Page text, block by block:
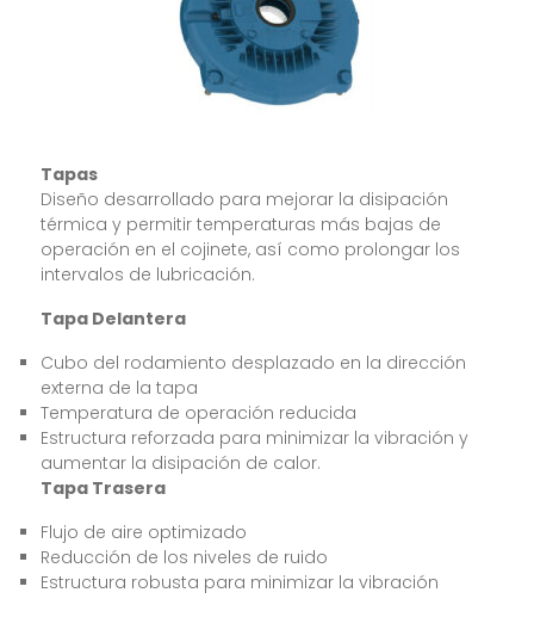
Tapas
Diseño desarrollado para mejorar la disipación
térmica y permitir temperaturas más bajas de
operación en el cojinete, así como prolongar los
intervalos de lubricación.
Tapa Delantera
Cubo del rodamiento desplazado en la dirección
externa de la tapa
Temperatura de operación reducida
Estructura reforzada para minimizar la vibración y
aumentar la disipación de calor.
Tapa Trasera
Flujo de aire optimizado
Reducción de los niveles de ruido
Estructura robusta para minimizar la vibración